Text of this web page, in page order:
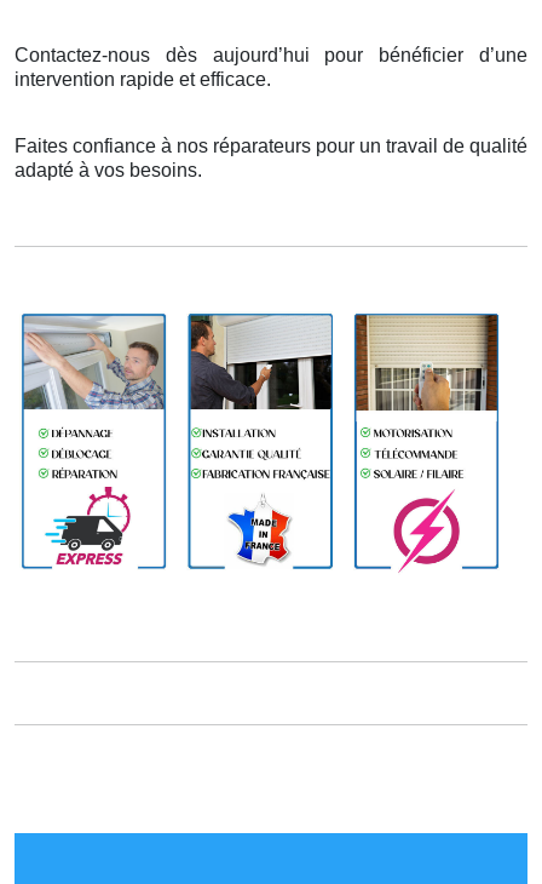
Contactez-nous dès aujourd’hui pour bénéficier d’une
intervention rapide et efficace.
Faites confiance à nos réparateurs pour un travail de qualité
adapté à vos besoins.